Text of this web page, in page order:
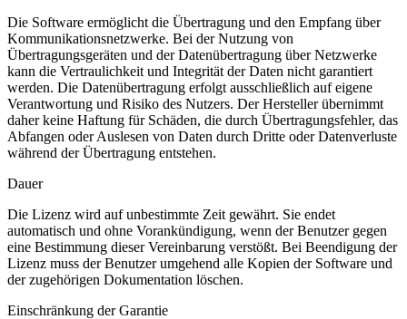
Die Software ermöglicht die Übertragung und den Empfang über
Kommunikationsnetzwerke. Bei der Nutzung von
Übertragungsgeräten und der Datenübertragung über Netzwerke
kann die Vertraulichkeit und Integrität der Daten nicht garantiert
werden. Die Datenübertragung erfolgt ausschließlich auf eigene
Verantwortung und Risiko des Nutzers. Der Hersteller übernimmt
daher keine Haftung für Schäden, die durch Übertragungsfehler, das
Abfangen oder Auslesen von Daten durch Dritte oder Datenverluste
während der Übertragung entstehen.
Dauer
Die Lizenz wird auf unbestimmte Zeit gewährt. Sie endet
automatisch und ohne Vorankündigung, wenn der Benutzer gegen
eine Bestimmung dieser Vereinbarung verstößt. Bei Beendigung der
Lizenz muss der Benutzer umgehend alle Kopien der Software und
der zugehörigen Dokumentation löschen.
Einschränkung der Garantie